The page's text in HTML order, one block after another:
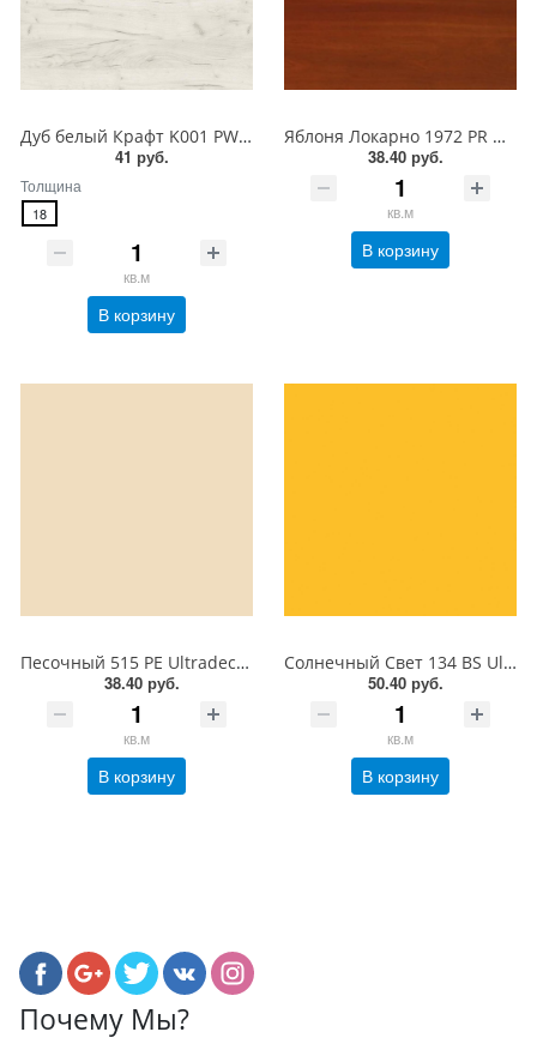
Дуб белый Крафт K001 PW Ultradecor ЛДСП 18 мм
41 руб.
Толщина
18
кв.м
В корзину
Яблоня Локарно 1972 PR Ultradecor ЛДСП 18 мм
38.40 руб.
кв.м
В корзину
Песочный 515 PE Ultradecor ЛДСП 18 мм
38.40 руб.
кв.м
В корзину
Солнечный Свет 134 BS Ultradecor ЛДСП 18 мм
50.40 руб.
кв.м
В корзину
Почему Мы?